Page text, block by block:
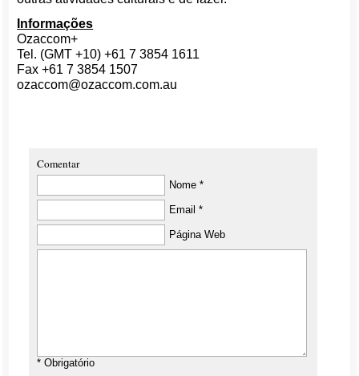
Informações
Ozaccom+
Tel. (GMT +10) +61 7 3854 1611
Fax +61 7 3854 1507
ozaccom@ozaccom.com.au
Comentar
Nome *
Email *
Página Web
* Obrigatório